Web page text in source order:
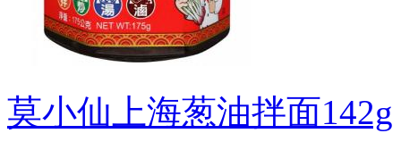
莫小仙上海葱油拌面142g